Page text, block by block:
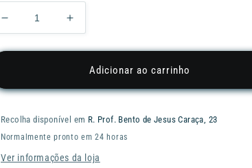
Diminuir
a
quantidade
DONKEY
Racer
-
Orangestar
Aumentar
a
quantidade
DONKEY
Racer
-
Orangestar
Adicionar ao carrinho
Recolha disponível em R. Prof. Bento de Jesus Caraça, 23
Normalmente pronto em 24 horas
Ver informações da loja